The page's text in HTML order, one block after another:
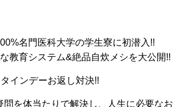
名門医科大学の学生寮に初潜入!!
教育システム&絶品自炊メシを大公開!!
インデーお返し対決!!
問を体当たりで解決し、人生に必要なお